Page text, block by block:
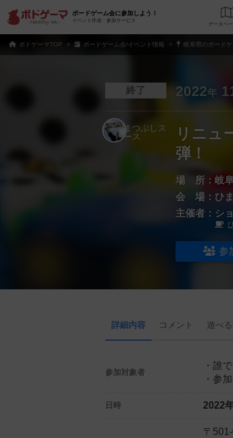
ボードゲーム会に参加しよう！
イベント作成・参加サービス
ボドゲーマTOP ボードゲーム会/イベント情報 岐阜県のボードゲ
終了 2022年
リニュ
弾！
場 所： 岐
会 場： ひ
主催者： シ
参
詳細内容 コメント 遊べる
参加対象者
・誰
・参
日時 2022
〒